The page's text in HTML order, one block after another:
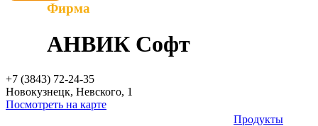
Фирма
АНВИК Софт
+7 (3843) 72-24-35
Новокузнецк, Невского, 1
Посмотреть на карте
Продукты